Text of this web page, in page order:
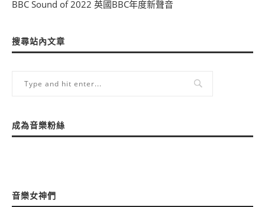
BBC Sound of 2022 英國BBC年度新聲音
搜尋站內文章
成為音樂粉絲
音樂女神們